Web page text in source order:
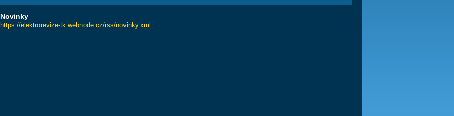
Novinky
https://elektrorevize-tk.webnode.cz/rss/novinky.xml